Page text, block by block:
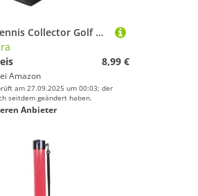
Gralara Tennis Collector Golf Ball Grabber Kann Installiert Werden auf Schläger Picker Ball Retriever, Schwarz
8,99 €
Amazon
am 27.09.2025 um 00:03; der
seitdem geändert haben.
Anbieter